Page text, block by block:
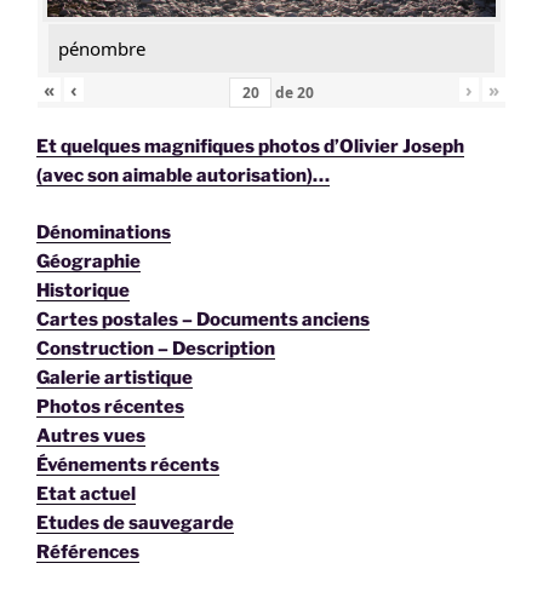
pénombre
«
‹ de20 › »
Et quelques magnifiques photos d’Olivier Joseph
(avec son aimable autorisation)…
Dénominations
Géographie
Historique
Cartes postales – Documents anciens
Construction – Description
Galerie artistique
Photos récentes
Autres vues
Événements récents
Etat actuel
Etudes de sauvegarde
Références